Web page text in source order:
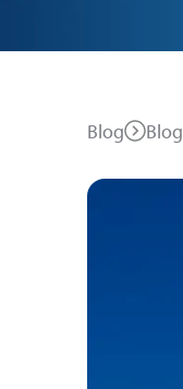
Blog Blog